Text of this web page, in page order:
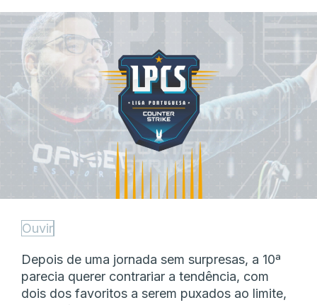
Ouvir
Depois de uma jornada sem surpresas, a 10ª
parecia querer contrariar a tendência, com
dois dos favoritos a serem puxados ao limite,